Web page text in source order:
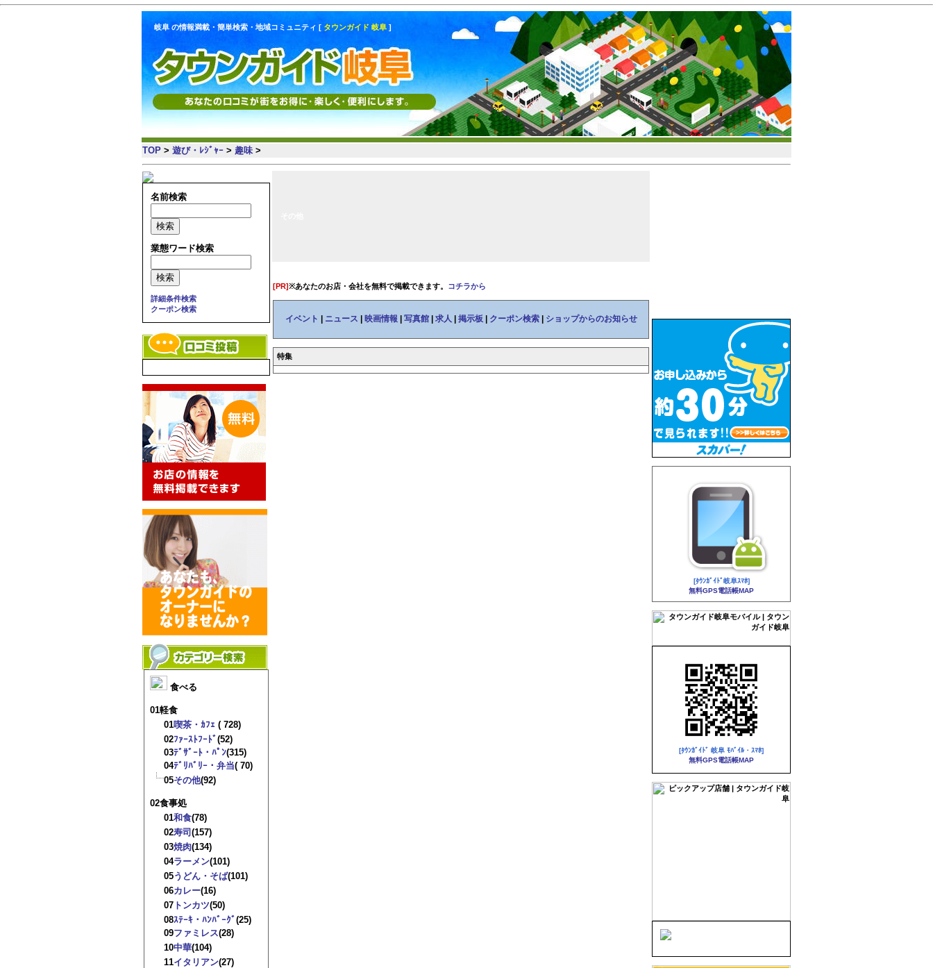
岐阜 の情報満載・簡単検索・地域コミュニティ [ タウンガイド 岐阜 ]
TOP > 遊び・ﾚｼﾞｬｰ > 趣味 >
名前検索
業態ワード検索
詳細条件検索
クーポン検索
食べる
01軽食
01喫茶・ｶﾌｪ ( 728)
02ﾌｧｰｽﾄﾌｰﾄﾞ(52)
03ﾃﾞｻﾞｰﾄ・ﾊﾟﾝ(315)
04ﾃﾞﾘﾊﾞﾘｰ・弁当( 70)
05その他(92)
02食事処
01和食(78)
02寿司(157)
03焼肉(134)
04ラーメン(101)
05うどん・そば(101)
06カレー(16)
07 トンカツ(50)
08ｽﾃｰｷ・ﾊﾝﾊﾞｰｸﾞ(25)
09ファミレス(28)
10中華(104)
11イタリアン(27)
[ﾀｳﾝｶﾞｲﾄﾞ岐阜ｽﾏﾎ]
無料GPS電話帳MAP
[ﾀｳﾝｶﾞｲﾄﾞ 岐阜 ﾓﾊﾞｲﾙ・ｽﾏﾎ]
無料GPS電話帳MAP
[PR]※あなたのお店・会社を無料で掲載できます。 コチラから
イベント ニュース 映画情報 写真館| 求人 掲示板| クーポン検索| ショップからのお知らせ
特集